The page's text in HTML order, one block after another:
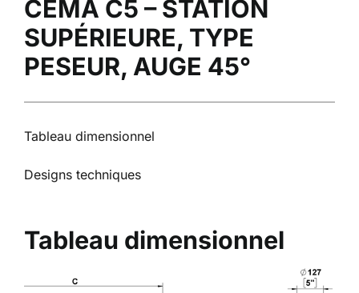
CEMA C5 – STATION
SUPÉRIEURE, TYPE
PESEUR, AUGE 45°
Tableau dimensionnel
Designs techniques
Tableau dimensionnel